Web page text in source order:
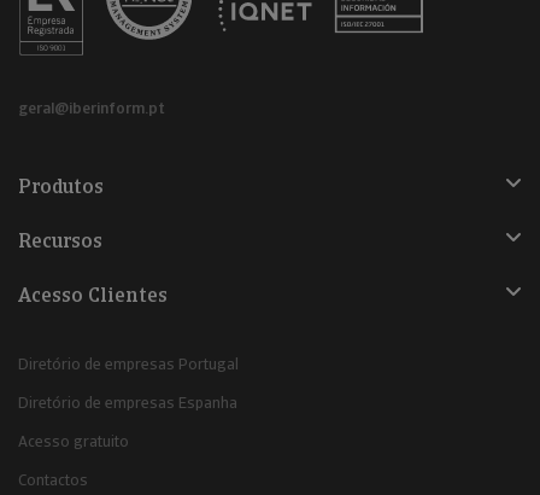
geral@iberinform.pt
Produtos
Recursos
Acesso Clientes
Diretório de empresas Portugal
Diretório de empresas Espanha
Acesso gratuito
Contactos